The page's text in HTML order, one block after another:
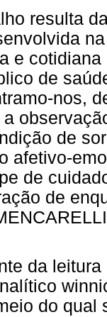
resulta
e
de
nos,
de
afetivo-
de
de
da
do qual